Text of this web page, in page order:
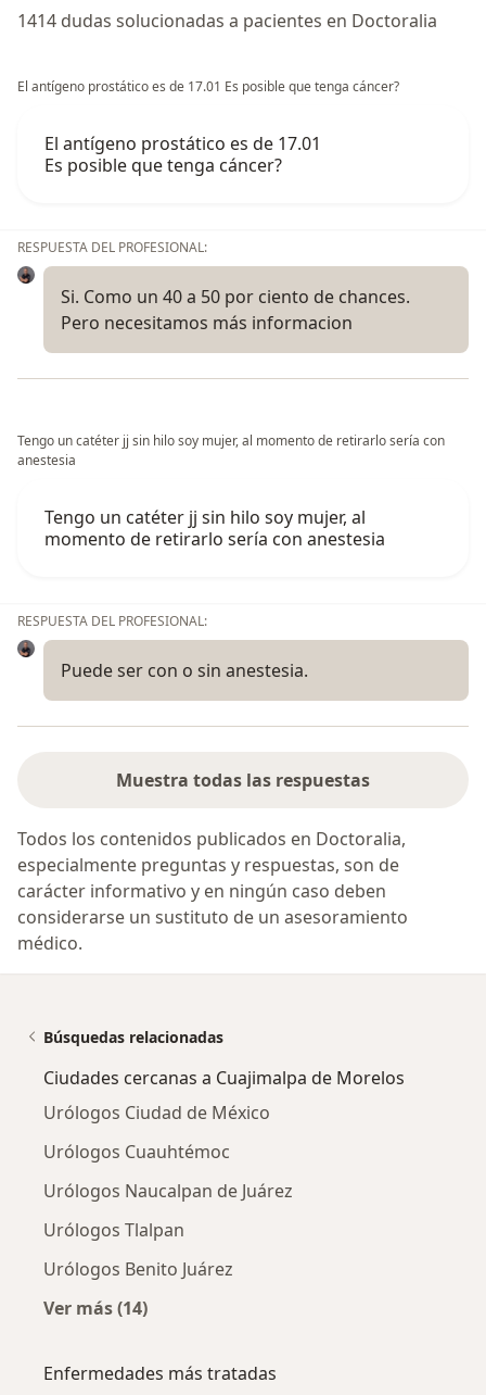
1414 dudas solucionadas a pacientes en Doctoralia
El antígeno prostático es de 17.01 Es posible que tenga cáncer?
El antígeno prostático es de 17.01
Es posible que tenga cáncer?
RESPUESTA DEL PROFESIONAL:
Si. Como un 40 a 50 por ciento de chances.
Pero necesitamos más informacion
Tengo un catéter jj sin hilo soy mujer, al momento de retirarlo sería con
anestesia
Tengo un catéter jj sin hilo soy mujer, al
momento de retirarlo sería con anestesia
RESPUESTA DEL PROFESIONAL:
Puede ser con o sin anestesia.
Muestra todas las respuestas
Todos los contenidos publicados en Doctoralia,
especialmente preguntas y respuestas, son de
carácter informativo y en ningún caso deben
considerarse un sustituto de un asesoramiento
médico.
Búsquedas relacionadas
Ciudades cercanas a Cuajimalpa de Morelos
Urólogos Ciudad de México
Urólogos Cuauhtémoc
Urólogos Naucalpan de Juárez
Urólogos Tlalpan
Urólogos Benito Juárez
Ver más (14)
Enfermedades más tratadas